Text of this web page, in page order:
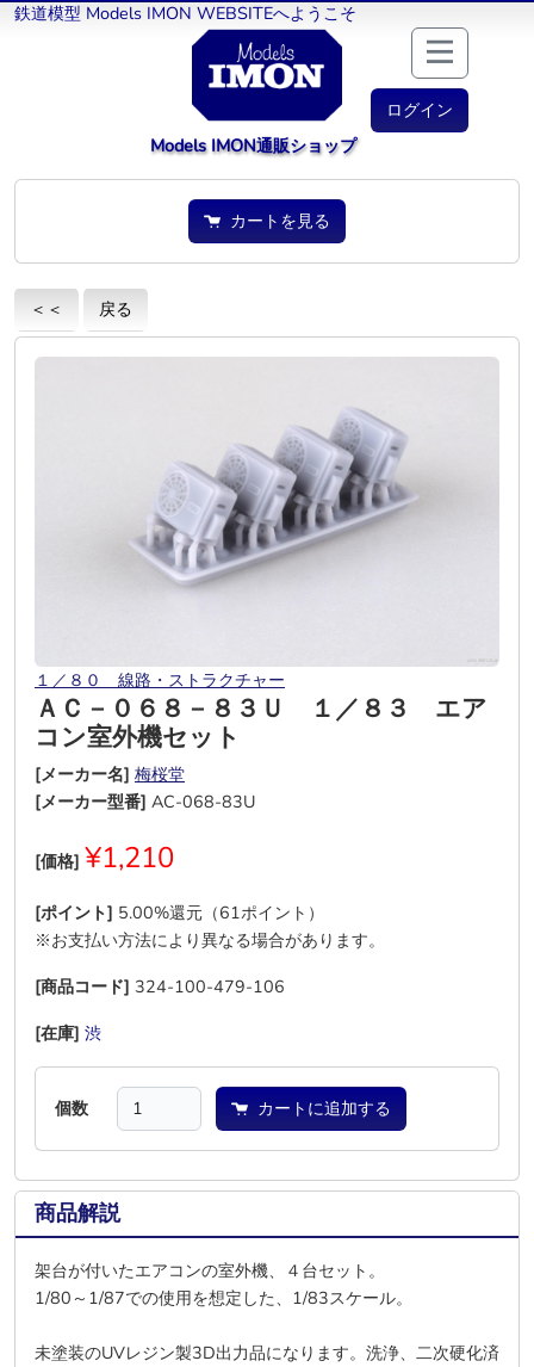
鉄道模型 Models IMON WEBSITEへようこそ
ログイン
Models IMON通販ショップ
カートを見る
＜＜ 戻る
１／８０ 線路・ストラクチャー
ＡＣ－０６８－８３Ｕ １／８３ エア
コン室外機セット
[メーカー名] 梅桜堂
[メーカー型番] AC-068-83U
[価格] ¥1,210
[ポイント] 5.00%還元（61ポイント）
※お支払い方法により異なる場合があります。
[商品コード] 324-100-479-106
[在庫] 渋
個数 カートに追加する
商品解説
架台が付いたエアコンの室外機、４台セット。
1/80～1/87での使用を想定した、1/83スケール。
未塗装のUVレジン製3D出力品になります。洗浄、二次硬化済